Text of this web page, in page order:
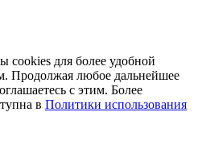
cookies для более удобной
Продолжая любое дальнейшее
с этим. Более
в Политики использования